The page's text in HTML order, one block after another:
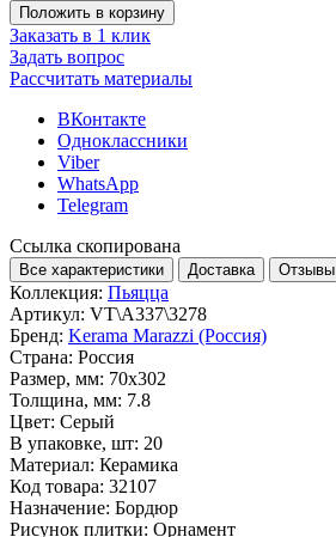
Положить в корзину
Заказать в 1 клик
Задать вопрос
Рассчитать материалы
ВКонтакте
Одноклассники
Viber
WhatsApp
Telegram
Ссылка скопирована
Все характеристики Доставка Отзывы
Коллекция: Пьяцца
Артикул: VT\A337\3278
Бренд: Kerama Marazzi (Россия)
Страна: Россия
Размер, мм: 70x302
Толщина, мм: 7.8
Цвет: Серый
В упаковке, шт: 20
Материал: Керамика
Код товара: 32107
Назначение: Бордюр
Рисунок плитки: Орнамент